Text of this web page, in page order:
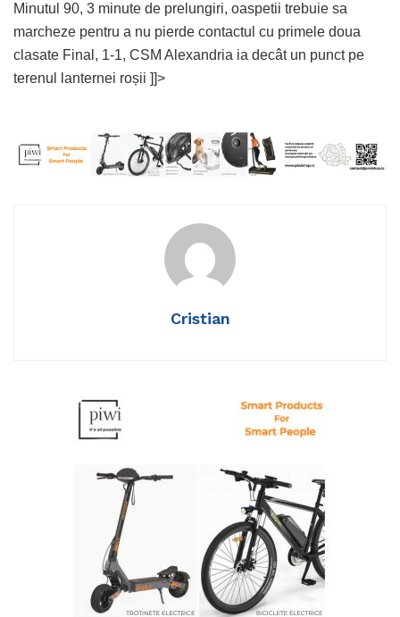
Minutul 90, 3 minute de prelungiri, oaspetii trebuie sa
marcheze pentru a nu pierde contactul cu primele doua
clasate Final, 1-1, CSM Alexandria ia decât un punct pe
terenul lanternei roșii ]]>
Cristian